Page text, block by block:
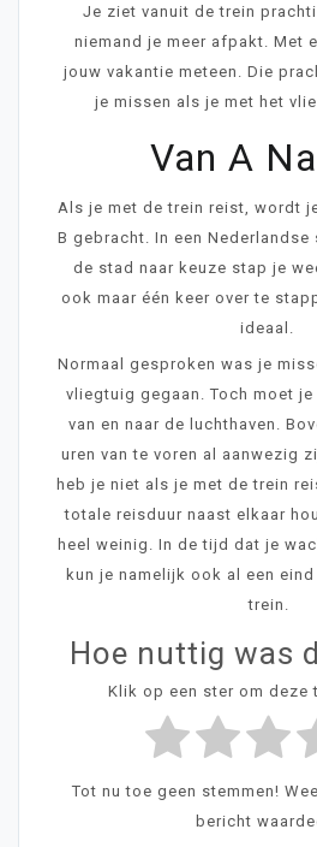
Je ziet vanuit de trein
niemand je meer afpakt. Met
jouw vakantie meteen. Die
je missen als je met het
Van A
Als je met de trein reist, wordt
B gebracht. In een
de stad naar keuze stap je
ook maar één keer over te
ideaal.
Normaal gesproken was je
vliegtuig gegaan. Toch moet je
van en naar de luchthaven.
uren van te voren al aanwezig
heb je niet als je met de trein
totale reisduur naast elkaar
heel weinig. In de tijd dat je
kun je namelijk ook al een
trein.
Hoe nuttig was
Klik op een ster om deze
Tot nu toe geen stemmen!
bericht